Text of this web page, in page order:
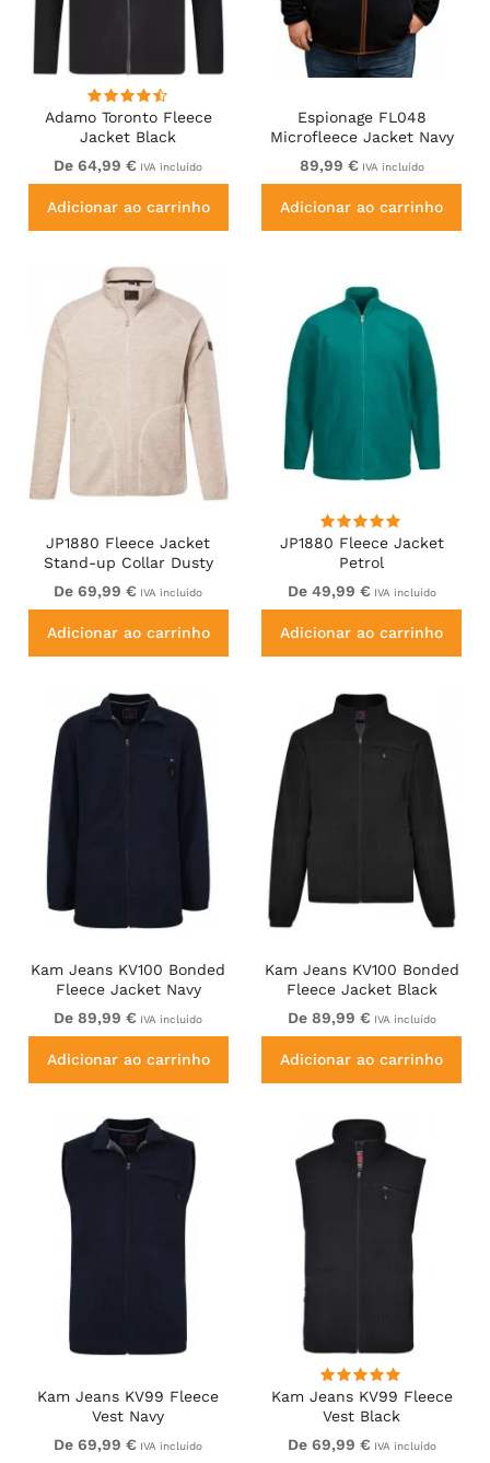
Adamo Toronto Fleece
Jacket Black
De 64,99 € IVA incluído
Adicionar ao carrinho
Espionage FL048
Microfleece Jacket Navy
89,99 € IVA incluído
Adicionar ao carrinho
JP1880 Fleece Jacket
Stand-up Collar Dusty
Pink
De 69,99 € IVA incluído
Adicionar ao carrinho
JP1880 Fleece Jacket
Petrol
De 49,99 € IVA incluído
Adicionar ao carrinho
Kam Jeans KV100 Bonded
Fleece Jacket Navy
De 89,99 € IVA incluído
Adicionar ao carrinho
Kam Jeans KV100 Bonded
Fleece Jacket Black
De 89,99 € IVA incluído
Adicionar ao carrinho
Kam Jeans KV99 Fleece
Vest Navy
De 69,99 € IVA incluído
Kam Jeans KV99 Fleece
Vest Black
De 69,99 € IVA incluído